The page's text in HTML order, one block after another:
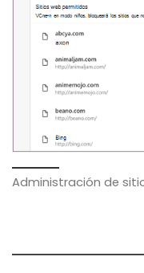
Administración de